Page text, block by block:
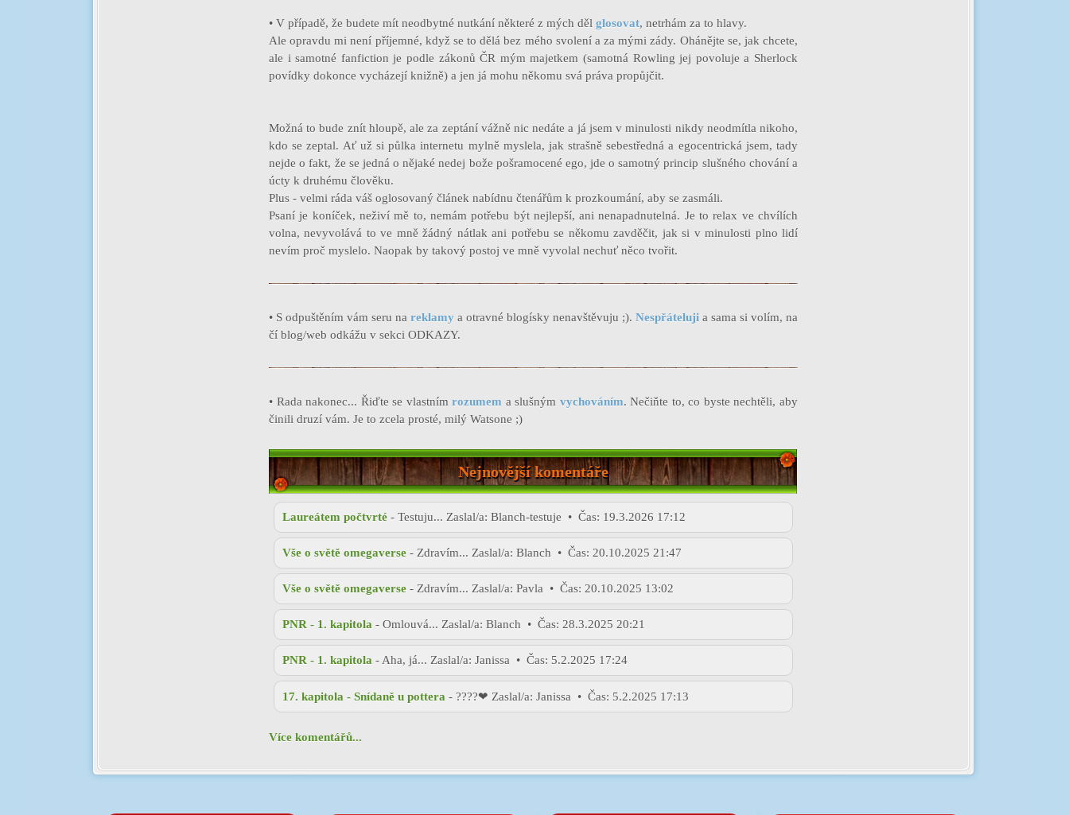
• V případě, že budete mít neodbytné nutkání některé z mých děl glosovat, netrhám za to hlavy.
Ale opravdu mi není příjemné, když se to dělá bez mého svolení a za mými zády. Ohánějte se, jak chcete,
ale i samotné fanfiction je podle zákonů ČR mým majetkem (samotná Rowling jej povoluje a Sherlock
povídky dokonce vycházejí knižně) a jen já mohu někomu svá práva propůjčit.
Možná to bude znít hloupě, ale za zeptání vážně nic nedáte a já jsem v minulosti nikdy neodmítla nikoho,
kdo se zeptal. Ať už si půlka internetu mylně myslela, jak strašně sebestředná a egocentrická jsem, tady
nejde o fakt, že se jedná o nějaké nedej bože pošramocené ego, jde o samotný princip slušného chování a
úcty k druhému člověku.
Plus - velmi ráda váš oglosovaný článek nabídnu čtenářům k prozkoumání, aby se zasmáli.
Psaní je koníček, neživí mě to, nemám potřebu být nejlepší, ani nenapadnutelná. Je to relax ve chvílích
volna, nevyvolává to ve mně žádný nátlak ani potřebu se někomu zavděčit, jak si v minulosti plno lidí
nevím proč myslelo. Naopak by takový postoj ve mně vyvolal nechuť něco tvořit.
• S odpuštěním vám seru na reklamy a otravné blogísky nenavštěvuju ;). Nespřáteluji a sama si volím, na
čí blog/web odkážu v sekci ODKAZY.
• Rada nakonec... Řiďte se vlastnímrozumem a slušným vychováním. Nečiňte to, co byste nechtěli, aby
činili druzí vám. Je to zcela prosté, milý Watsone ;)
Nejnovější komentáře
Laureátem počtvrté - Testuju... Zaslal/a: Blanch-testuje • Čas: 19.3.2026 17:12
Vše o světě omegaverse - Zdravím... Zaslal/a: Blanch • Čas: 20.10.2025 21:47
Vše o světě omegaverse - Zdravím... Zaslal/a: Pavla • Čas: 20.10.2025 13:02
PNR - 1. kapitola - Omlouvá... Zaslal/a: Blanch • Čas: 28.3.2025 20:21
PNR - 1. kapitola - Aha, já... Zaslal/a: Janissa • Čas: 5.2.2025 17:24
17. kapitola - Snídaně u pottera - ????❤ Zaslal/a: Janissa • Čas: 5.2.2025 17:13
Více komentářů...